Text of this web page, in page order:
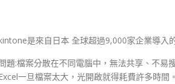
是來自日本 全球超過9,000家企業導入
題:檔案分散在不同電腦中，無法共享、不易
一旦檔案太大，光開啟就得耗費許多時